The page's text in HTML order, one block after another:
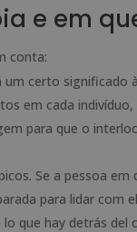
e em
conta:
certo significado
em cada
para que o
Se a pessoa
para lidar com
que hay detrás